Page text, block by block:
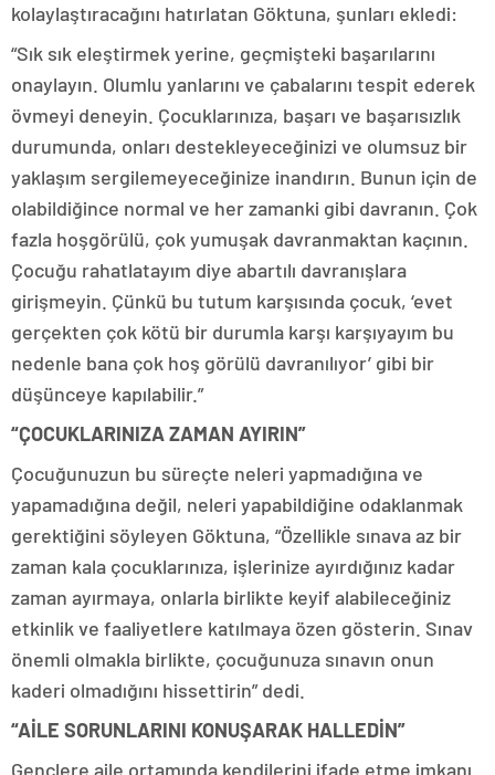
kolaylaştıracağını hatırlatan Göktuna, şunları ekledi:
“Sık sık eleştirmek yerine, geçmişteki başarılarını
onaylayın. Olumlu yanlarını ve çabalarını tespit ederek
övmeyi deneyin. Çocuklarınıza, başarı ve başarısızlık
durumunda, onları destekleyeceğinizi ve olumsuz bir
yaklaşım sergilemeyeceğinize inandırın. Bunun için de
olabildiğince normal ve her zamanki gibi davranın. Çok
fazla hoşgörülü, çok yumuşak davranmaktan kaçının.
Çocuğu rahatlatayım diye abartılı davranışlara
girişmeyin. Çünkü bu tutum karşısında çocuk, ‘evet
gerçekten çok kötü bir durumla karşı karşıyayım bu
nedenle bana çok hoş görülü davranılıyor’ gibi bir
düşünceye kapılabilir.”
“ÇOCUKLARINIZA ZAMAN AYIRIN”
Çocuğunuzun bu süreçte neleri yapmadığına ve
yapamadığına değil, neleri yapabildiğine odaklanmak
gerektiğini söyleyen Göktuna, “Özellikle sınava az bir
zaman kala çocuklarınıza, işlerinize ayırdığınız kadar
zaman ayırmaya, onlarla birlikte keyif alabileceğiniz
etkinlik ve faaliyetlere katılmaya özen gösterin. Sınav
önemli olmakla birlikte, çocuğunuza sınavın onun
kaderi olmadığını hissettirin” dedi.
“AİLE SORUNLARINI KONUŞARAK HALLEDİN”
Gençlere aile ortamında kendilerini ifade etme imkanı